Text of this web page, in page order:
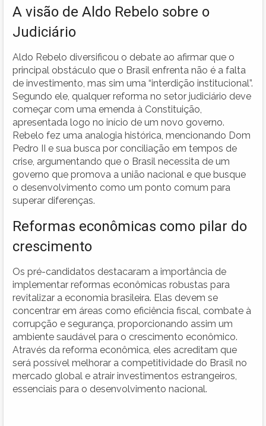
A visão de Aldo Rebelo sobre o
Judiciário
Aldo Rebelo diversificou o debate ao afirmar que o
principal obstáculo que o Brasil enfrenta não é a falta
de investimento, mas sim uma “interdição institucional”.
Segundo ele, qualquer reforma no setor judiciário deve
começar com uma emenda à Constituição,
apresentada logo no início de um novo governo.
Rebelo fez uma analogia histórica, mencionando Dom
Pedro II e sua busca por conciliação em tempos de
crise, argumentando que o Brasil necessita de um
governo que promova a união nacional e que busque
o desenvolvimento como um ponto comum para
superar diferenças.
Reformas econômicas como pilar do
crescimento
Os pré-candidatos destacaram a importância de
implementar reformas econômicas robustas para
revitalizar a economia brasileira. Elas devem se
concentrar em áreas como eficiência fiscal, combate à
corrupção e segurança, proporcionando assim um
ambiente saudável para o crescimento econômico.
Através da reforma econômica, eles acreditam que
será possível melhorar a competitividade do Brasil no
mercado global e atrair investimentos estrangeiros,
essenciais para o desenvolvimento nacional.